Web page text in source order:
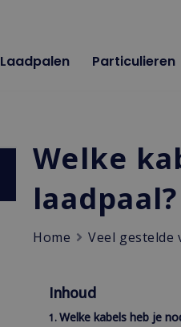
Laadpalen Particulieren
Welke
laadpaal?
Home Veel gestelde
Inhoud
Welke kabels heb je